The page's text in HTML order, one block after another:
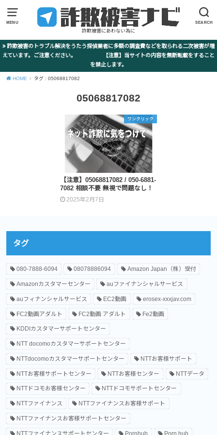
MENU SEARCH
詐欺被害にあわない為に
詐欺被害のトラブル解決をうたう探偵業者に多額の調査費などを取られる二次被害が増
えています。ご注意ください。 【注意】当サイトの内容を無断転載をすること
を禁止します。
HOME タグ : 05068817082
05068817082
ワンクリック
【注意】05068817082 / 050-6881-
7082 相談不要 無視で問題なし！
2025年2月7日
タグ
080-7888-6094 08078886094 Amazon Japan（株）受付
Amazonカスタマーセンター auファイナンシャルサービス
auフィナンシャルサービス EC2動画 erosex-xxxjav.com
FC2動画アダルト FC2動画 アダルト Fe2動画
KDDIカスタマーサポートセンター
NTT docomoカスタマーサポートセンター
NTTdocomoカスタマーサポートセンター NTTお客様サポート
NTTお客様サポートセンター NTTお客様センター NTTデータ
NTTドコモお客様センター NTTドコモサポートセンター
NTTファイナンス NTTファイナンスお客様サポート
NTTファイナンスお客様サポートセンター
NTTファイナンスサポートセンター Pornhub Porn hub